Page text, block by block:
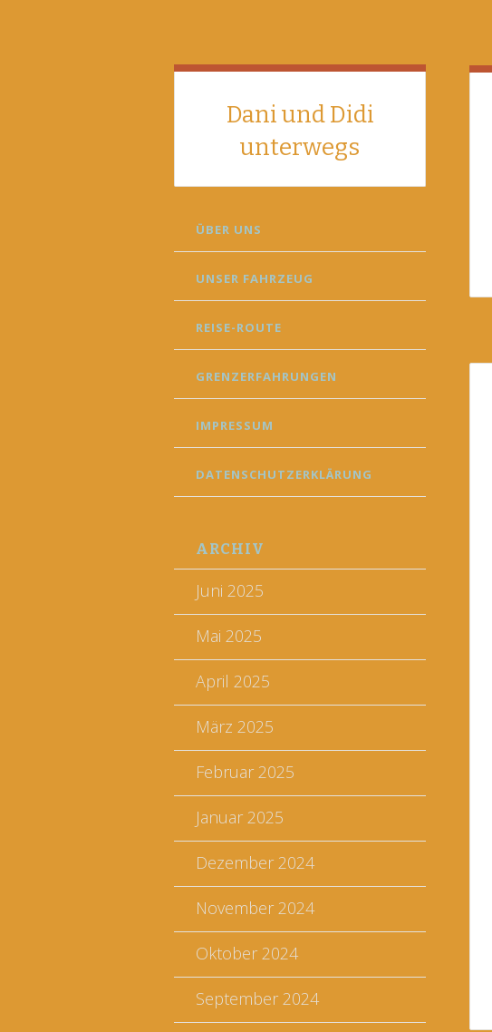
Dani und Didi
unterwegs
SKIP
TO
ÜBER UNS
UNSER FAHRZEUG
REISE-ROUTE
GRENZERFAHRUNGEN
IMPRESSUM
DATENSCHUTZERKLÄRUNG
ARCHIV
Juni 2025
Mai 2025
April 2025
März 2025
Februar 2025
Januar 2025
Dezember 2024
November 2024
Oktober 2024
September 2024